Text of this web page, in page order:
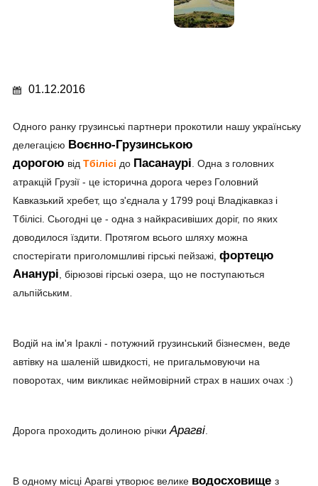
01.12.2016
Одного ранку грузинські партнери прокотили нашу українську
делегацією Воєнно-Грузинською
дорогою від Тбілісі до Пасанаурі . Одна з головних
атракцій Грузії - це історична дорога через Головний
Кавказький хребет, що з'єднала у 1799 році Владікавказ і
Тбілісі. Сьогодні це - одна з найкрасивіших доріг, по яких
доводилося їздити. Протягом всього шляху можна
спостерігати приголомшливі гірські пейзажі, фортецю
Ананурі , бірюзові гірські озера, що не поступаються
альпійським.
Водій на ім'я Іраклі - потужний грузинський бізнесмен, веде
автівку на шаленій швидкості, не пригальмовуючи на
поворотах, чим викликає неймовірний страх в наших очах :)
Дорога проходить долиною річки Арагві
В одному місці Арагві утворює велике водосховище з